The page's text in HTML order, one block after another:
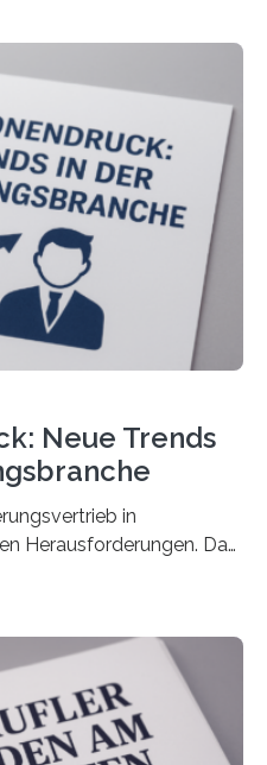
Neue Trends
in
Herausforderungen. Das
Dr. Lukas Linnenbrink
e.V.
basiert auf den
und -makler*innen. Ein